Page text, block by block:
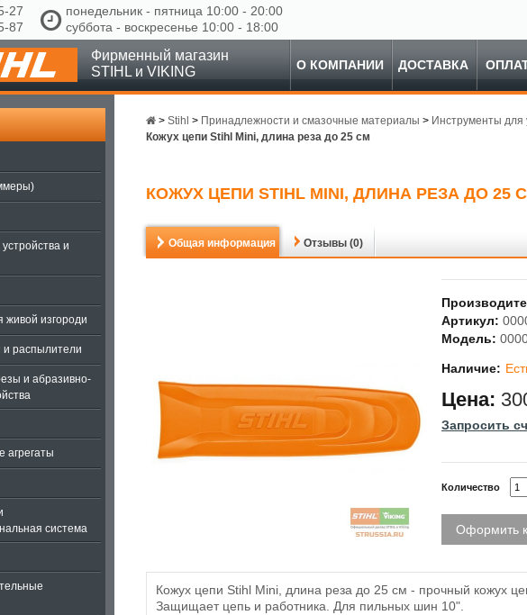
27
87
понедельник - пятница 10:00 - 20:00
суббота - воскресенье 10:00 - 18:00
Фирменный магазин
STIHL и VIKING
О КОМПАНИИ ДОСТАВКА
и
живой изгороди
распылители
и абразивно-
агрегаты
система
> Stihl > Принадлежности и смазочные материалы > Инструменты для
Кожух цепи Stihl Mini, длина реза до 25 см
КОЖУХ ЦЕПИ STIHL MINI, ДЛИНА РЕЗА ДО 25
Общая информация Отзывы (0)
Артикул:
Модель:
Наличие:
Цена:
Запросить
Количество
Оформить
Кожух цепи Stihl Mini, длина реза до 25 см - прочный кожух
Защищает цепь и работника. Для пильных шин 10".